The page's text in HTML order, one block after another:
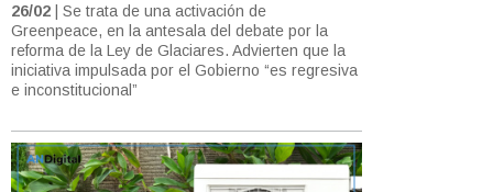
26/02 | Se trata de una activación de
Greenpeace, en la antesala del debate por la
reforma de la Ley de Glaciares. Advierten que la
iniciativa impulsada por el Gobierno “es regresiva
e inconstitucional”